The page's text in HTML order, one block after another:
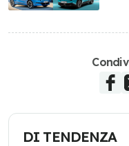
DI TENDENZA